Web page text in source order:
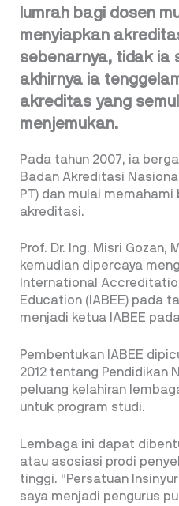
lumrah bagi dosen
menyiapkan
sebenarnya, tidak ia
akhirnya ia
akreditas yang
menjemukan.
Pada tahun 2007, ia
Badan Akreditasi
PT) dan mulai
akreditasi.
Prof. Dr. Ing. Misri Gozan,
kemudian dipercaya
International
Education (IABEE) pada
menjadi ketua IABEE
Pembentukan IABEE
2012 tentang Pendidikan
peluang kelahiran
untuk program studi.
Lembaga ini dapat
atau asosiasi prodi
tinggi. “Persatuan
saya menjadi pengurus